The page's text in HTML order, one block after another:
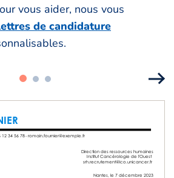
vous aider, nous vous
de candidature